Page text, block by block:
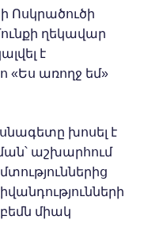
Ոսկրածուծի
ղեկավար
է
առողջ եմ»
խոսել է
աշխարհում
միակ